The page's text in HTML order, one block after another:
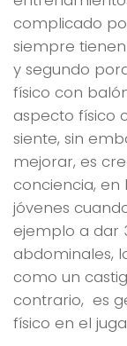
complicado
siempre
y segundo
físico con
aspecto físico
siente, sin
mejorar, es
conciencia, en
jóvenes
ejemplo a dar
abdominales,
como un
contrario, es
físico en el